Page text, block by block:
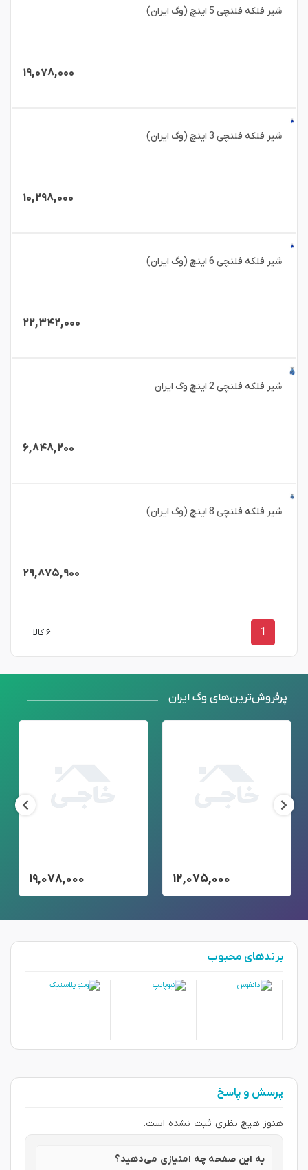
شیر فلکه فلنچی 5 اینچ (وگ ایران)
۱۹,۰۷۸,۰۰۰
شیر فلکه فلنچی 3 اینچ (وگ ایران)
۱۰,۲۹۸,۰۰۰
شیر فلکه فلنچی 6 اینچ (وگ ایران)
۲۲,۳۴۲,۰۰۰
شیر فلکه فلنچی 2 اینچ وگ ایران
۶,۸۴۸,۲۰۰
شیر فلکه فلنچی 8 اینچ (وگ ایران)
۲۹,۸۷۵,۹۰۰
1 ۶ کالا
پرفروش‌ترین‌های وگ ایران
۱۲,۰۷۵,۰۰۰ ۱۹,۰۷۸,۰۰۰
برندهای محبوب
پرسش و پاسخ
هنوز هیچ نظری ثبت نشده است.
به این صفحه چه امتیازی می‌دهید؟